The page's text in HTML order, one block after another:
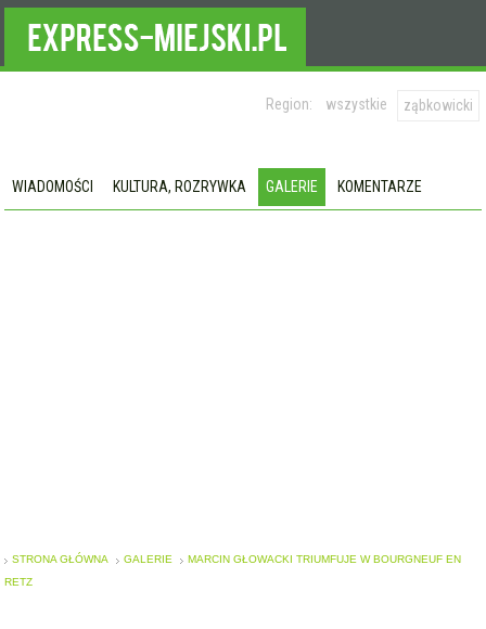
Region: wszystkie ząbkowicki
WIADOMOŚCI KULTURA, ROZRYWKA GALERIE KOMENTARZE
STRONA GŁÓWNA GALERIE
MARCIN GŁOWACKI TRIUMFUJE W BOURGNEUF EN
RETZ